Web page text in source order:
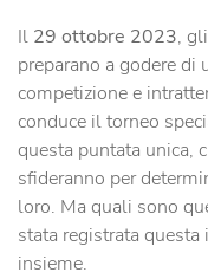
Il 29 ottobre 2023,
preparano a godere di
competizione e
conduce il torneo
questa puntata unica,
sfideranno per
loro. Ma quali sono
stata registrata
insieme.